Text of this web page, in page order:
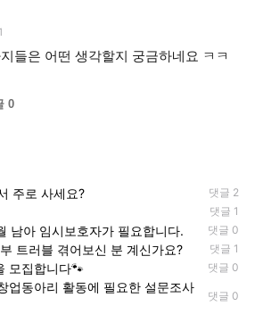
들은 어떤 생각할지 궁금하네요 ㅋㅋ
0
주로 사세요? 댓글 2
댓글 1
남아 임시보호자가 필요합니다. 댓글 0
트러블 겪어보신 분 계신가요? 댓글 1
모집합니다🐾 댓글 0
업동아리 활동에 필요한 설문조사
댓글 0